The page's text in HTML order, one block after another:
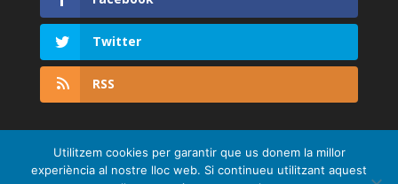
Twitter
RSS
Utilitzem cookies per garantir que us donem la millor
experiència al nostre lloc web. Si continueu utilitzant aquest